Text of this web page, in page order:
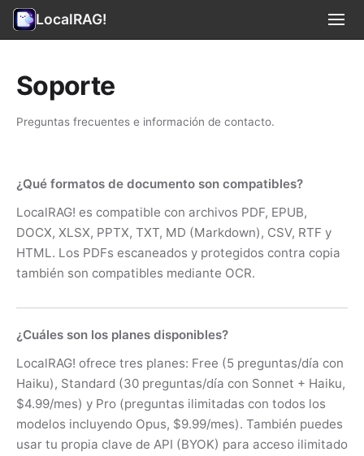
LocalRAG!
Privacidad
Soporte
Información legal
🇪🇸 Español ▾
Soporte
Preguntas frecuentes e información de contacto.
¿Qué formatos de documento son compatibles?
LocalRAG! es compatible con archivos PDF, EPUB,
DOCX, XLSX, PPTX, TXT, MD (Markdown), CSV, RTF y
HTML. Los PDFs escaneados y protegidos contra copia
también son compatibles mediante OCR.
¿Cuáles son los planes disponibles?
LocalRAG! ofrece tres planes: Free (5 preguntas/día con
Haiku), Standard (30 preguntas/día con Sonnet + Haiku,
$4.99/mes) y Pro (preguntas ilimitadas con todos los
modelos incluyendo Opus, $9.99/mes). También puedes
usar tu propia clave de API (BYOK) para acceso ilimitado